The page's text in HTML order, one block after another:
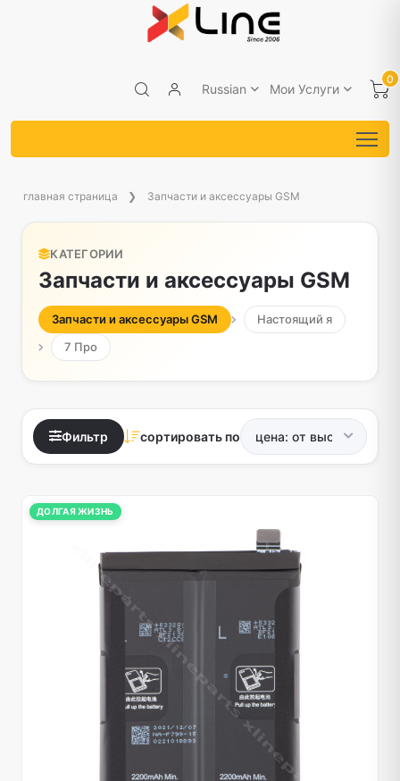
Russian Мои Услуги
0
главная страница Запчасти и аксессуары GSM
КАТЕГОРИИ
Запчасти и аксессуары GSM
Запчасти и аксессуары GSM
Настоящий я
7 Про
Фильтр сортировать по
ДОЛГАЯ ЖИЗНЬ